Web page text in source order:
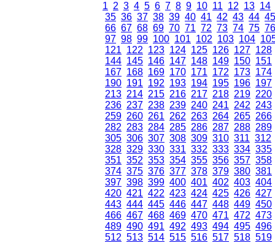
1 2 3 4 5 6 7 8 9 10 11 12 13 14
35 36 37 38 39 40 41 42 43 44 45
66 67 68 69 70 71 72 73 74 75 76
97 98 99 100 101 102 103 104
121 122 123 124 125 126 127 128
144 145 146 147 148 149 150 151
167 168 169 170 171 172 173 174
190 191 192 193 194 195 196 197
213 214 215 216 217 218 219 220
236 237 238 239 240 241 242 243
259 260 261 262 263 264 265 266
282 283 284 285 286 287 288 289
305 306 307 308 309 310 311 312
328 329 330 331 332 333 334 335
351 352 353 354 355 356 357 358
374 375 376 377 378 379 380 381
397 398 399 400 401 402 403 404
420 421 422 423 424 425 426 427
443 444 445 446 447 448 449 450
466 467 468 469 470 471 472 473
489 490 491 492 493 494 495 496
512 513 514 515 516 517 518 519